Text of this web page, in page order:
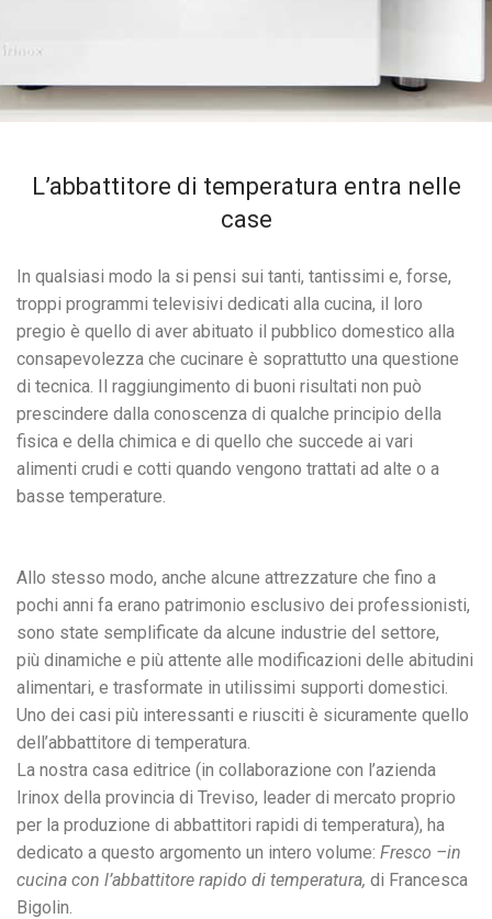
L’abbattitore di temperatura entra nelle
case
In qualsiasi modo la si pensi sui tanti, tantissimi e, forse,
troppi programmi televisivi dedicati alla cucina, il loro
pregio è quello di aver abituato il pubblico domestico alla
consapevolezza che cucinare è soprattutto una questione
di tecnica. Il raggiungimento di buoni risultati non può
prescindere dalla conoscenza di qualche principio della
fisica e della chimica e di quello che succede ai vari
alimenti crudi e cotti quando vengono trattati ad alte o a
basse temperature.
Allo stesso modo, anche alcune attrezzature che fino a
pochi anni fa erano patrimonio esclusivo dei professionisti,
sono state semplificate da alcune industrie del settore,
più dinamiche e più attente alle modificazioni delle abitudini
alimentari, e trasformate in utilissimi supporti domestici.
Uno dei casi più interessanti e riusciti è sicuramente quello
dell’abbattitore di temperatura.
La nostra casa editrice (in collaborazione con l’azienda
Irinox della provincia di Treviso, leader di mercato proprio
per la produzione di abbattitori rapidi di temperatura), ha
dedicato a questo argomento un intero volume: Fresco –in
cucina con l’abbattitore rapido di temperatura, di Francesca
Bigolin.